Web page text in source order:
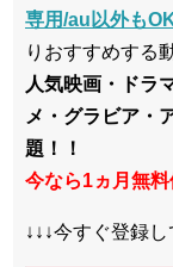
専用/au以外も
りおすすめする
人気映画・ドラ
メ・グラビア・
題！！
今なら1ヵ月無料
↓↓↓今すぐ登録